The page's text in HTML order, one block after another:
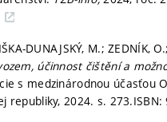
DUNAJSKÝ, M.; ZEDNÍK,
účinnost čištění a
s medzinárodnou účasťou
republiky, 2024. s. 273.ISBN: